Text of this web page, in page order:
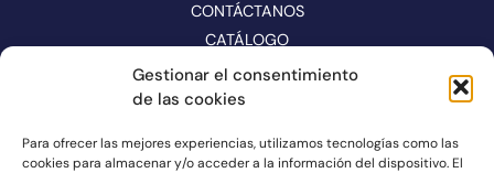
Gestionar el consentimiento
de las cookies
Para ofrecer las mejores experiencias, utilizamos tecnologías como las
cookies para almacenar y/o acceder a la información del dispositivo. El
CONTÁCTANOS
CATÁLOGO
SÍGUENOS EN REDES